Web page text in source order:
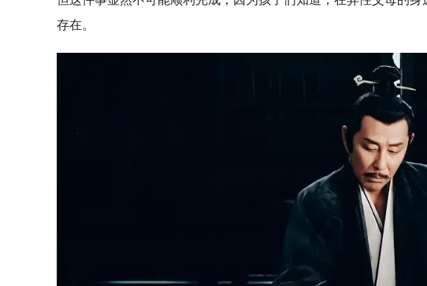
存在。